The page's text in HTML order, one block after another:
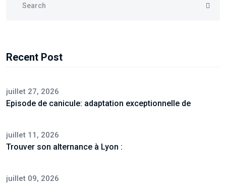
Recent Post
juillet 27, 2026
Episode de canicule: adaptation exceptionnelle de
juillet 11, 2026
Trouver son alternance à Lyon :
juillet 09, 2026